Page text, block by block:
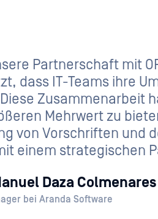
Partnerschaft mit
dass IT-Teams ihre
Zusammenarbeit
Mehrwert zu
von Vorschriften und
einem strategischen
Daza Colmenares
bei Aranda Software